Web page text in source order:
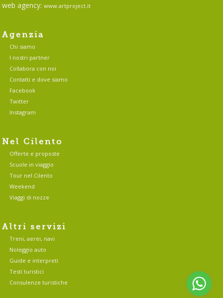
web agency:www.artproject.it
Agenzia
Chi siamo
I nostri partner
Collabora con noi
Contatti e dove siamo
Facebook
Twitter
Instagram
Nel Cilento
Offerte e proposte
Scuole in viaggio
Tour nel Cilento
Weekend
Viaggi di nozze
Altri servizi
Treni, aerei, navi
Noleggio auto
Guide e interpreti
Testi turistici
Consulenze turistiche